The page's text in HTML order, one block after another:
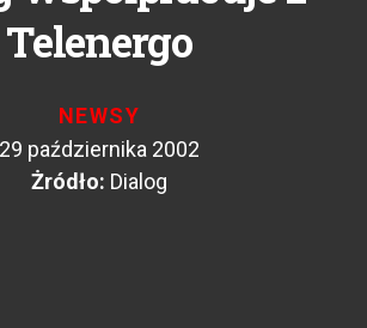
Telenergo
NEWSY
29 października 2002
Żródło: Dialog